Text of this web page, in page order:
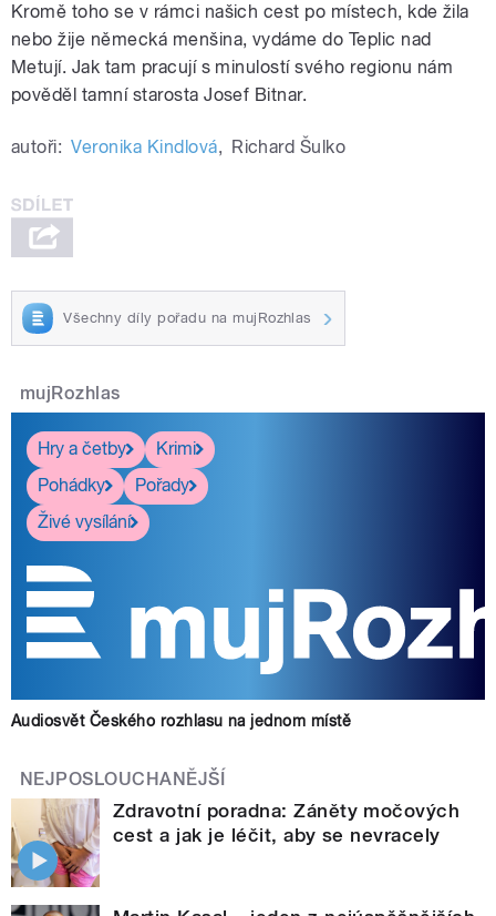
Kromě toho se v rámci našich cest po místech, kde žila
nebo žije německá menšina, vydáme do Teplic nad
Metují. Jak tam pracují s minulostí svého regionu nám
pověděl tamní starosta Josef Bitnar.
autoři: Veronika Kindlová, Richard Šulko
Všechny díly pořadu na mujRozhlas
mujRozhlas
Hry a četby
Krimi
Pohádky
Pořady
Živé vysílání
Audiosvět Českého rozhlasu na jednom místě
NEJPOSLOUCHANĚJŠÍ
Zdravotní poradna: Záněty močových
cest a jak je léčit, aby se nevracely